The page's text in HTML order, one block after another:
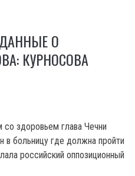
О
КУРНОСОВА
здоровьем глава Чечни
больницу где должна пройти
российский оппозиционный